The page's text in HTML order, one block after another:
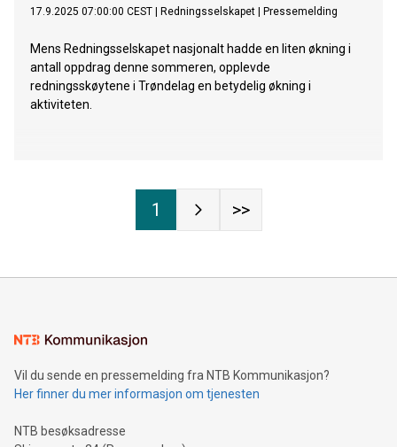
17.9.2025 07:00:00 CEST Redningsselskapet Pressemelding
Mens Redningsselskapet nasjonalt hadde en liten økning i
antall oppdrag denne sommeren, opplevde
redningsskøytene i Trøndelag en betydelig økning i
aktiviteten.
1 >>
Vil du sende en pressemelding fra NTB Kommunikasjon?
Her finner du mer informasjon om tjenesten
NTB besøksadresse